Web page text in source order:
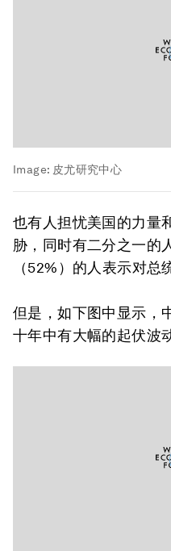
Image: 皮尤研究中心
也有人担忧美国的力量
胁，同时有二分之一的
（52%）的人表示对总
但是，如下图中显示，
十年中有大幅的起伏波